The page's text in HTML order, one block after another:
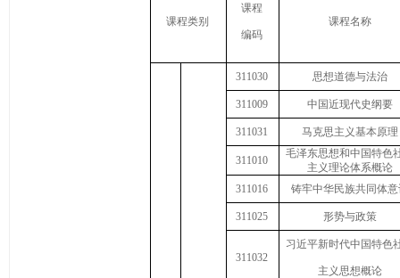
课程类别
课程
编码
课程名称
311030 思想道德与法治
311009 中国近现代史纲要
311031 马克思主义基本原理
311010
毛泽东思想和中国特色
主义理论体系概论
311016
铸牢中华民族共同体
311025 形势与政策
311032
习近平新时代中国特色
主义思想概论